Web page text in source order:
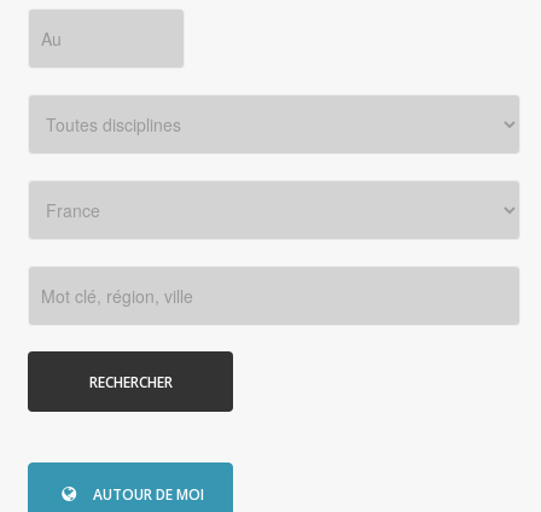
RECHERCHER
AUTOUR DE MOI